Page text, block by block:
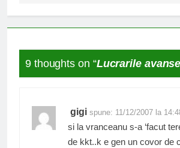
9 thoughts on “Lucrarile
gigi spune: 11/12/2007 la
si la vranceanu s-a ‘facut
de kkt..k e gen un covor de